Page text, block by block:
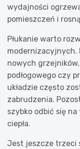
wydajności
pomieszczeń i
Płukanie warto
modernizacyjnych.
nowych
podłogowego czy
układzie często
zabrudzenia.
szybko odbić się
ciepła.
Jest jeszcze trzeci